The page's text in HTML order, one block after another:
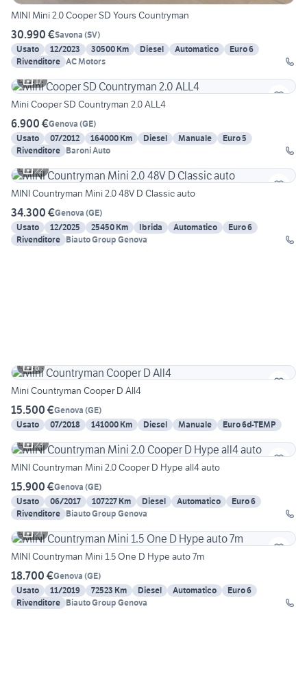
MINI Mini 2.0 Cooper SD Yours Countryman
30.990 €Savona (SV)
Usato
12/2023 30500 Km Diesel Automatico
Euro 6
Rivenditore AC Motors
17
Mini Cooper SD Countryman 2.0 ALL4
6.900 €Genova (GE)
Usato
07/2012 164000 Km Diesel Manuale
Euro 5
Rivenditore Baroni Auto
22
MINI Countryman Mini 2.0 48V D Classic auto
34.300 €Genova (GE)
Usato
12/2025 25450 Km Ibrida Automatico
Euro 6
Rivenditore Biauto Group Genova
6
Mini Countryman Cooper D All4
15.500 €Genova (GE)
Usato
07/2018 141000 Km Diesel Manuale
Euro 6d-TEMP
23
MINI Countryman Mini 2.0 Cooper D Hype all4 auto
15.900 €Genova (GE)
Usato
06/2017 107227 Km Diesel Automatico
Euro 6
Rivenditore Biauto Group Genova
21
MINI Countryman Mini 1.5 One D Hype auto 7m
18.700 €Genova (GE)
Usato
11/2019 72523 Km Diesel Automatico
Euro 6
Rivenditore Biauto Group Genova